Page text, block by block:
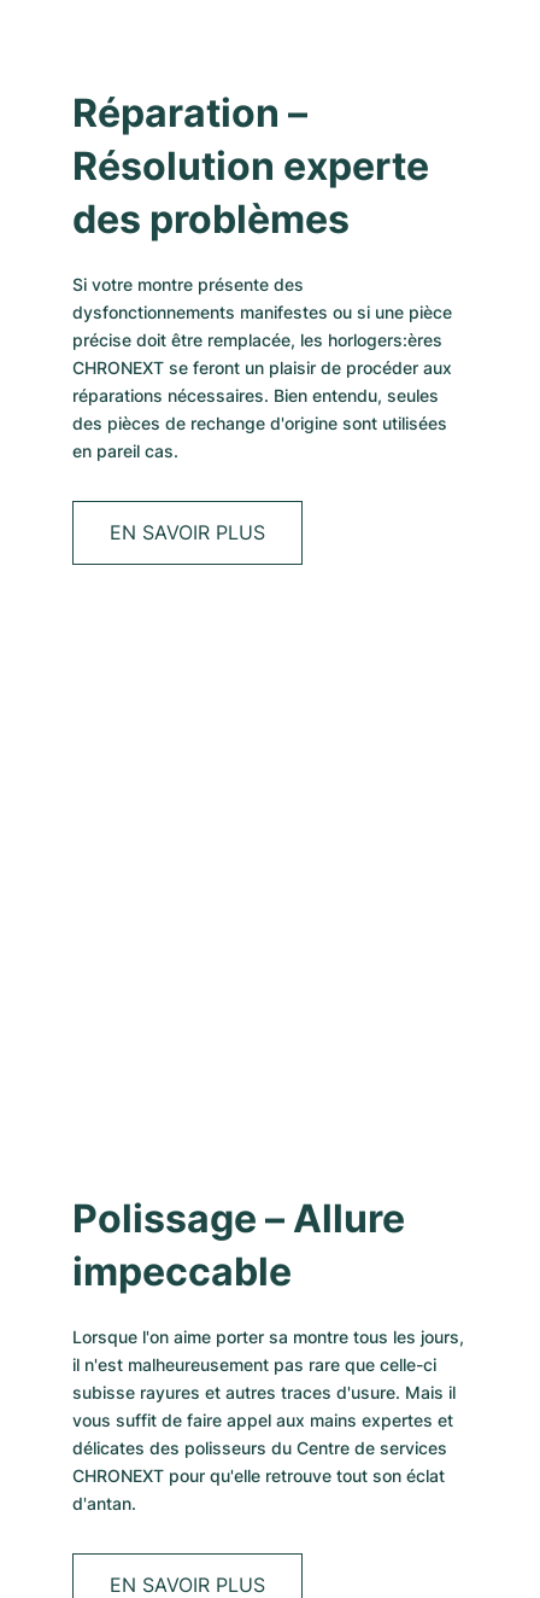
Réparation –
Résolution experte
des problèmes
Si votre montre présente des
dysfonctionnements manifestes ou si une pièce
précise doit être remplacée, les horlogers:ères
CHRONEXT se feront un plaisir de procéder aux
réparations nécessaires. Bien entendu, seules
des pièces de rechange d'origine sont utilisées
en pareil cas.
EN SAVOIR PLUS
Polissage – Allure
impeccable
Lorsque l'on aime porter sa montre tous les jours,
il n'est malheureusement pas rare que celle-ci
subisse rayures et autres traces d'usure. Mais il
vous suffit de faire appel aux mains expertes et
délicates des polisseurs du Centre de services
CHRONEXT pour qu'elle retrouve tout son éclat
d'antan.
EN SAVOIR PLUS